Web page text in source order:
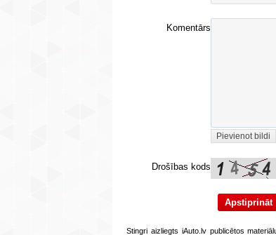
Komentārs
Pievienot bildi
Drošības kods
Stingri aizliegts iAuto.lv publicētos